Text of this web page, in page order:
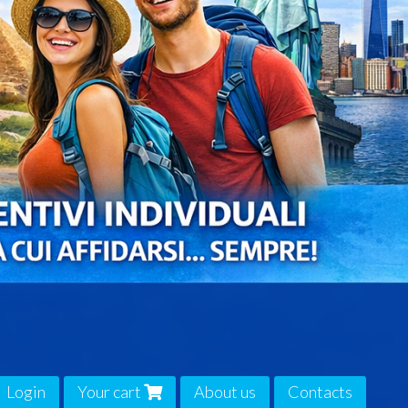
Login Your cart About us Contacts